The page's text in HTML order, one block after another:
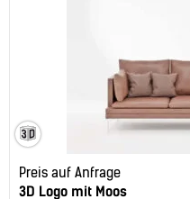
Preis auf Anfrage
3D Logo mit Moos